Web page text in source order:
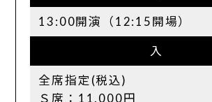
13:00開演（12:15開場）
入
全席指定(税込)
Ｓ席：11,000円